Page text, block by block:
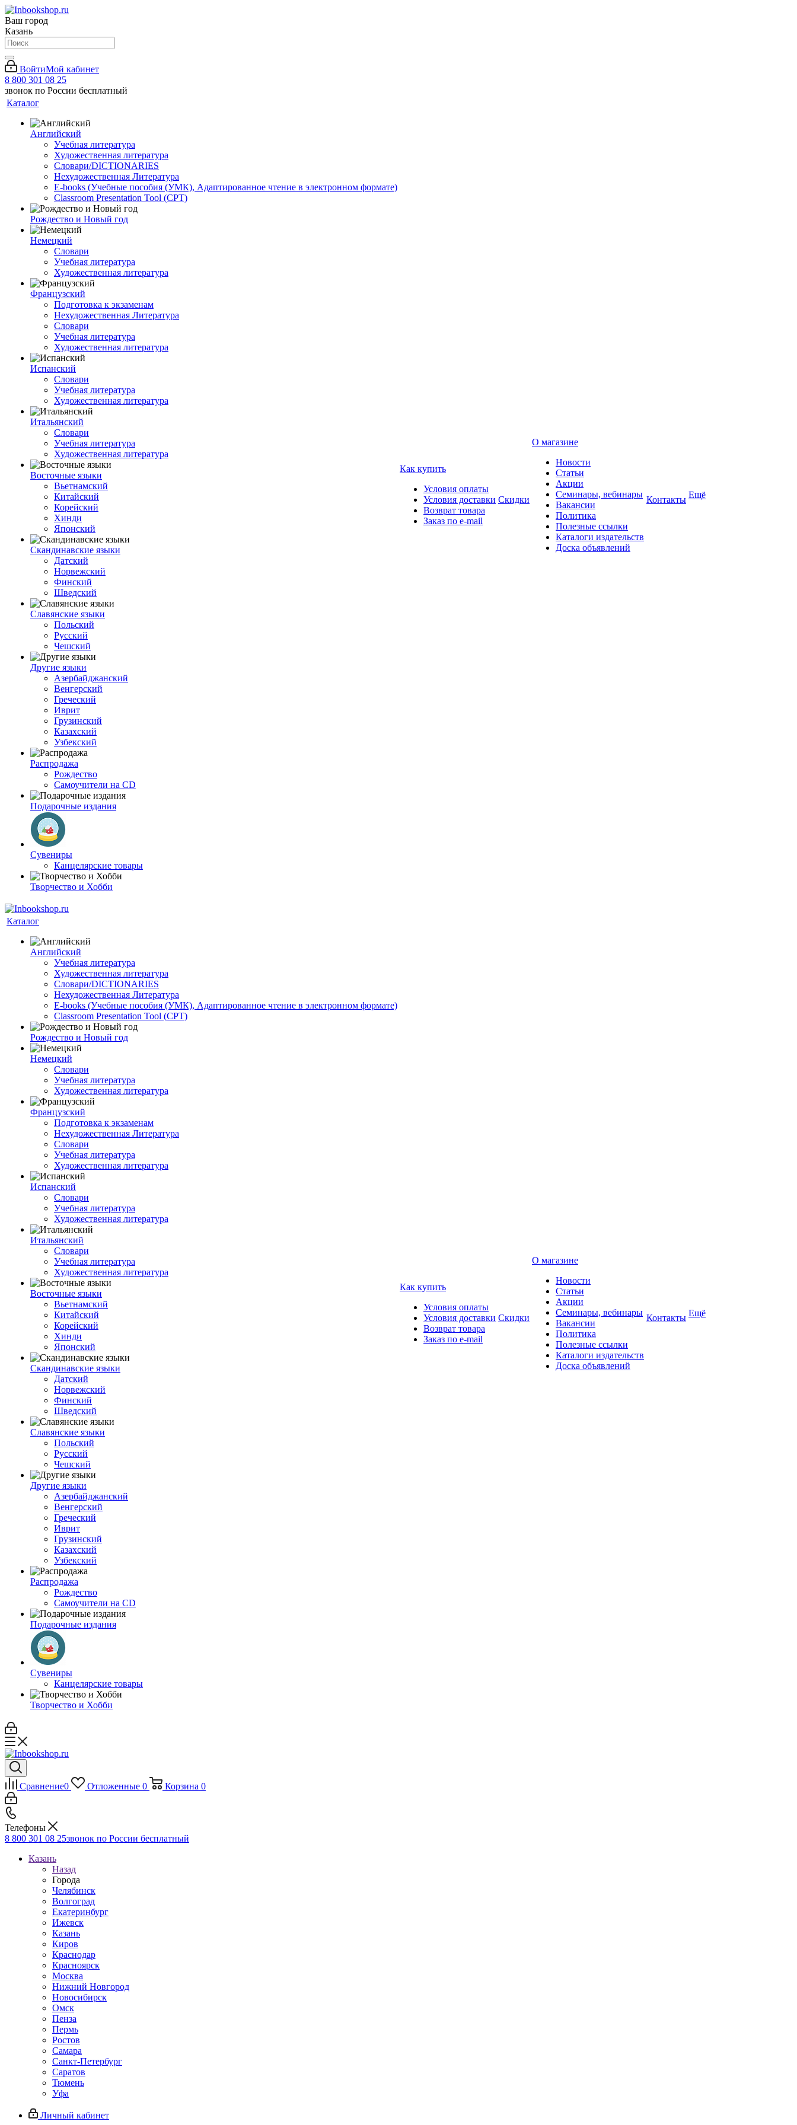
Ваш город
Казань
ВойтиМой кабинет
8 800 301 08 25
звонок по России бесплатный
Каталог
Английский
Учебная литература
Художественная литература
Словари/DICTIONARIES
Нехудожественная Литература
E-books (Учебные пособия (УМК), Адаптированное чтение в электронном формате)
Classroom Presentation Tool (CPT)
Рождество и Новый год
Немецкий
Словари
Учебная литература
Художественная литература
Французский
Подготовка к экзаменам
Нехудожественная Литература
Словари
Учебная литература
Художественная литература
Испанский
Словари
Учебная литература
Художественная литература
Итальянский
Словари
Учебная литература
Художественная литература
Восточные языки
Вьетнамский
Китайский
Корейский
Хинди
Японский
Скандинавские языки
Датский
Норвежский
Финский
Шведский
Славянские языки
Польский
Русский
Чешский
Другие языки
Азербайджанский
Венгерский
Греческий
Иврит
Грузинский
Казахский
Узбекский
Распродажа
Рождество
Самоучители на CD
Подарочные издания
Сувениры
Канцелярские товары
Творчество и Хобби
Как купить
Условия оплаты
Условия доставки
Возврат товара
Заказ по e-mail
Скидки
О магазине
Новости
Статьи
Акции
Семинары, вебинары
Вакансии
Политика
Полезные ссылки
Каталоги издательств
Доска объявлений
Контакты Ещё
Каталог
Английский
Учебная литература
Художественная литература
Словари/DICTIONARIES
Нехудожественная Литература
E-books (Учебные пособия (УМК), Адаптированное чтение в электронном формате)
Classroom Presentation Tool (CPT)
Рождество и Новый год
Немецкий
Словари
Учебная литература
Художественная литература
Французский
Подготовка к экзаменам
Нехудожественная Литература
Словари
Учебная литература
Художественная литература
Испанский
Словари
Учебная литература
Художественная литература
Итальянский
Словари
Учебная литература
Художественная литература
Восточные языки
Вьетнамский
Китайский
Корейский
Хинди
Японский
Скандинавские языки
Датский
Норвежский
Финский
Шведский
Славянские языки
Польский
Русский
Чешский
Другие языки
Азербайджанский
Венгерский
Греческий
Иврит
Грузинский
Казахский
Узбекский
Распродажа
Рождество
Самоучители на CD
Подарочные издания
Сувениры
Канцелярские товары
Творчество и Хобби
Как купить
Условия оплаты
Условия доставки
Возврат товара
Заказ по e-mail
Скидки
О магазине
Новости
Статьи
Акции
Семинары, вебинары
Вакансии
Политика
Полезные ссылки
Каталоги издательств
Доска объявлений
Контакты Ещё
Сравнение0 Отложенные 0 Корзина 0
Телефоны
8 800 301 08 25звонок по России бесплатный
Казань
Назад
Города
Челябинск
Волгоград
Екатеринбург
Ижевск
Казань
Киров
Краснодар
Красноярск
Москва
Нижний Новгород
Новосибирск
Омск
Пенза
Пермь
Ростов
Самара
Санкт-Петербург
Саратов
Тюмень
Уфа
Личный кабинет